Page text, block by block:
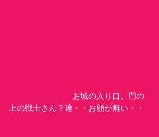
お城の入り口。門の
上の戦士さん？達・・お顔が無い・・